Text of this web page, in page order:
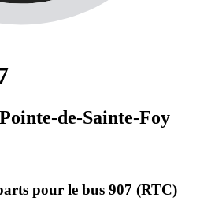
de-Sainte-Foy
pour le bus 907 (RTC)